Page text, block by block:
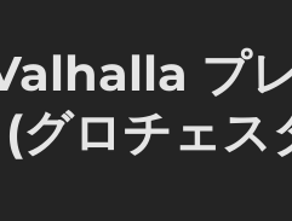
プ
グロチェス